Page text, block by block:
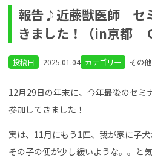
報告♪近藤獣医師 セ
きました！（in京都
投稿日 2025.01.04 カテゴリー その他
12月29日の年末に、今年最後のセミ
参加してきました！
実は、11月にもう1匹、我が家に子
その子の便が少し緩いような。。と